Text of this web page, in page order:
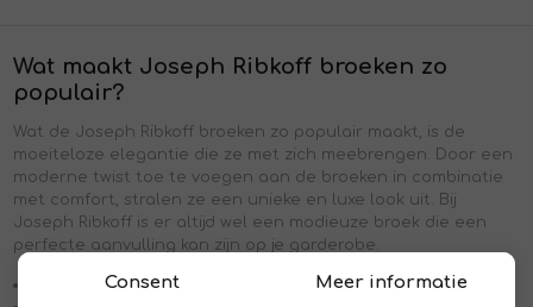
Wat maakt Joseph Ribkoff broeken zo
populair?
Wat de Joseph Ribkoff broeken zo populair maakt, is de
moeiteloze elegantie die ze met zich meebrengen. Door een
moderne twist toe te voegen aan de broeken in combinatie
met comfort, stralen ze een unieke en luxe look uit. Bij
Joseph Ribkoff is er altijd wel een modieuze broek die een
perfecte aanvulling kan zijn op je garderobe.
Veelzijdige pasvormen die mooi aansluiten
Consent Meer informatie